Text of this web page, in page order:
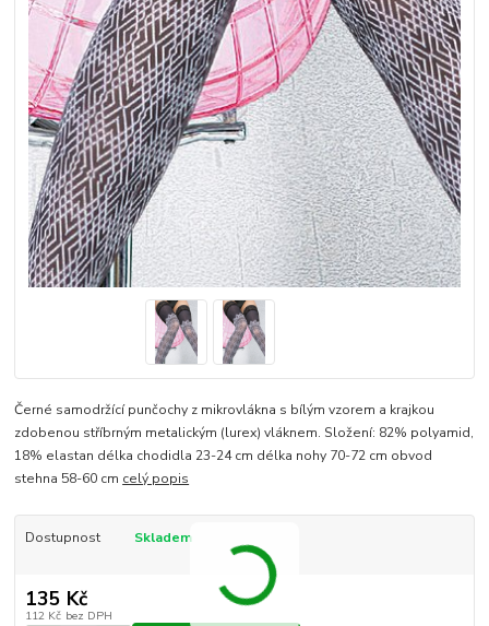
Černé samodržící punčochy z mikrovlákna s bílým vzorem a krajkou
zdobenou stříbrným metalickým (lurex) vláknem. Složení: 82% polyamid,
18% elastan délka chodidla 23-24 cm délka nohy 70-72 cm obvod
stehna 58-60 cm celý popis
Dostupnost Skladem
135 Kč
112 Kč bez DPH